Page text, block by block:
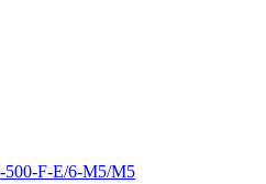
500-F-E/6-M5/M5